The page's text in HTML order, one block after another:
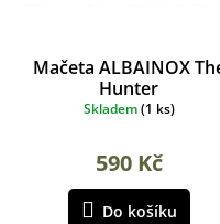
Mačeta ALBAINOX
Hunter
Skladem(1 ks)
590 Kč
Do košíku